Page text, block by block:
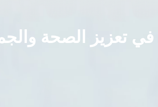
تعزيز الصحة